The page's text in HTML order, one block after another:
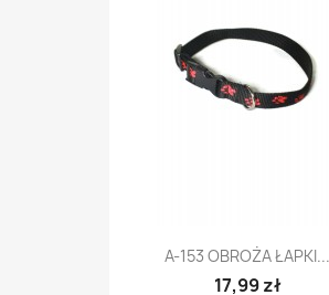
A-153 OBROŻA ŁAPKI...
17,99 zł